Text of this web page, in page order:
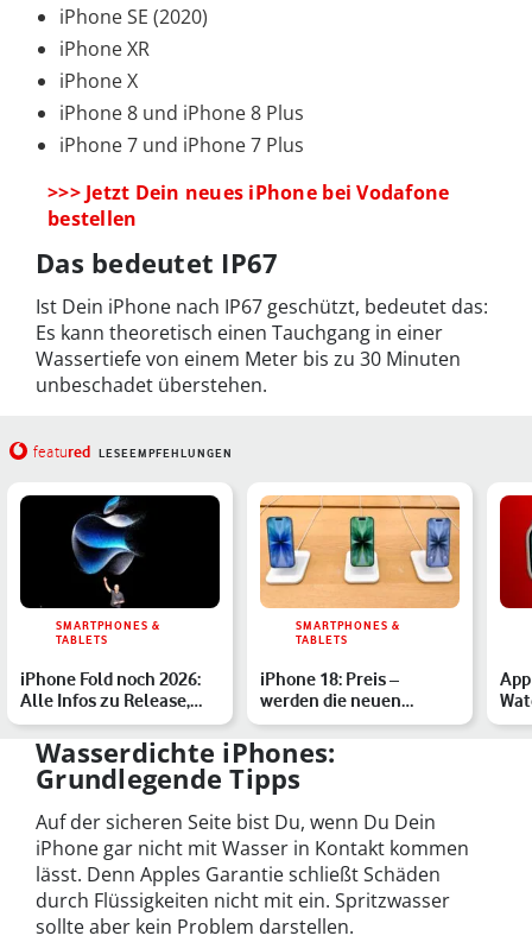
iPhone SE (2020)
iPhone XR
iPhone X
iPhone 8 und iPhone 8 Plus
iPhone 7 und iPhone 7 Plus
>>> Jetzt Dein neues iPhone bei Vodafone
bestellen
Das bedeutet IP67
Ist Dein iPhone nach IP67 geschützt, bedeutet das:
Es kann theoretisch einen Tauchgang in einer
Wassertiefe von einem Meter bis zu 30 Minuten
unbeschadet überstehen.
featured LESEEMPFEHLUNGEN
SMARTPHONES &
TABLETS
iPhone Fold noch 2026:
Alle Infos zu Release,
Preis und Specs
SMARTPHONES &
TABLETS
iPhone 18: Preis –
werden die neuen
Modelle teurer?
Wasserdichte iPhones:
Grundlegende Tipps
Auf der sicheren Seite bist Du, wenn Du Dein
iPhone gar nicht mit Wasser in Kontakt kommen
lässt. Denn Apples Garantie schließt Schäden
durch Flüssigkeiten nicht mit ein. Spritzwasser
sollte aber kein Problem darstellen.